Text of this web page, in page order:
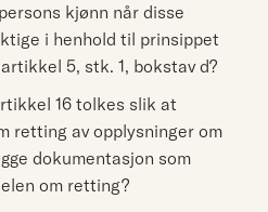
kjønn når disse
i henhold til prinsippet
5, stk. 1, bokstav d?
16 tolkes slik at
retting av opplysninger om
dokumentasjon som
om retting?